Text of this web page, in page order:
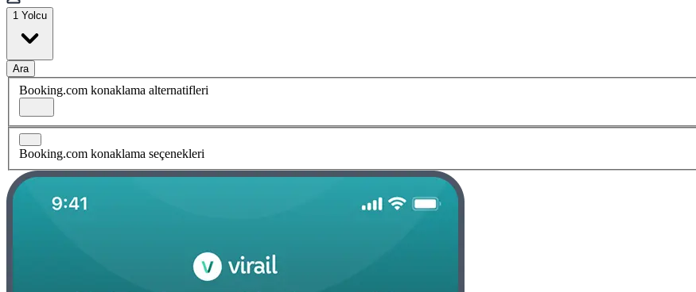
1 Yolcu
Ara
Booking.com konaklama alternatifleri
Booking.com konaklama seçenekleri